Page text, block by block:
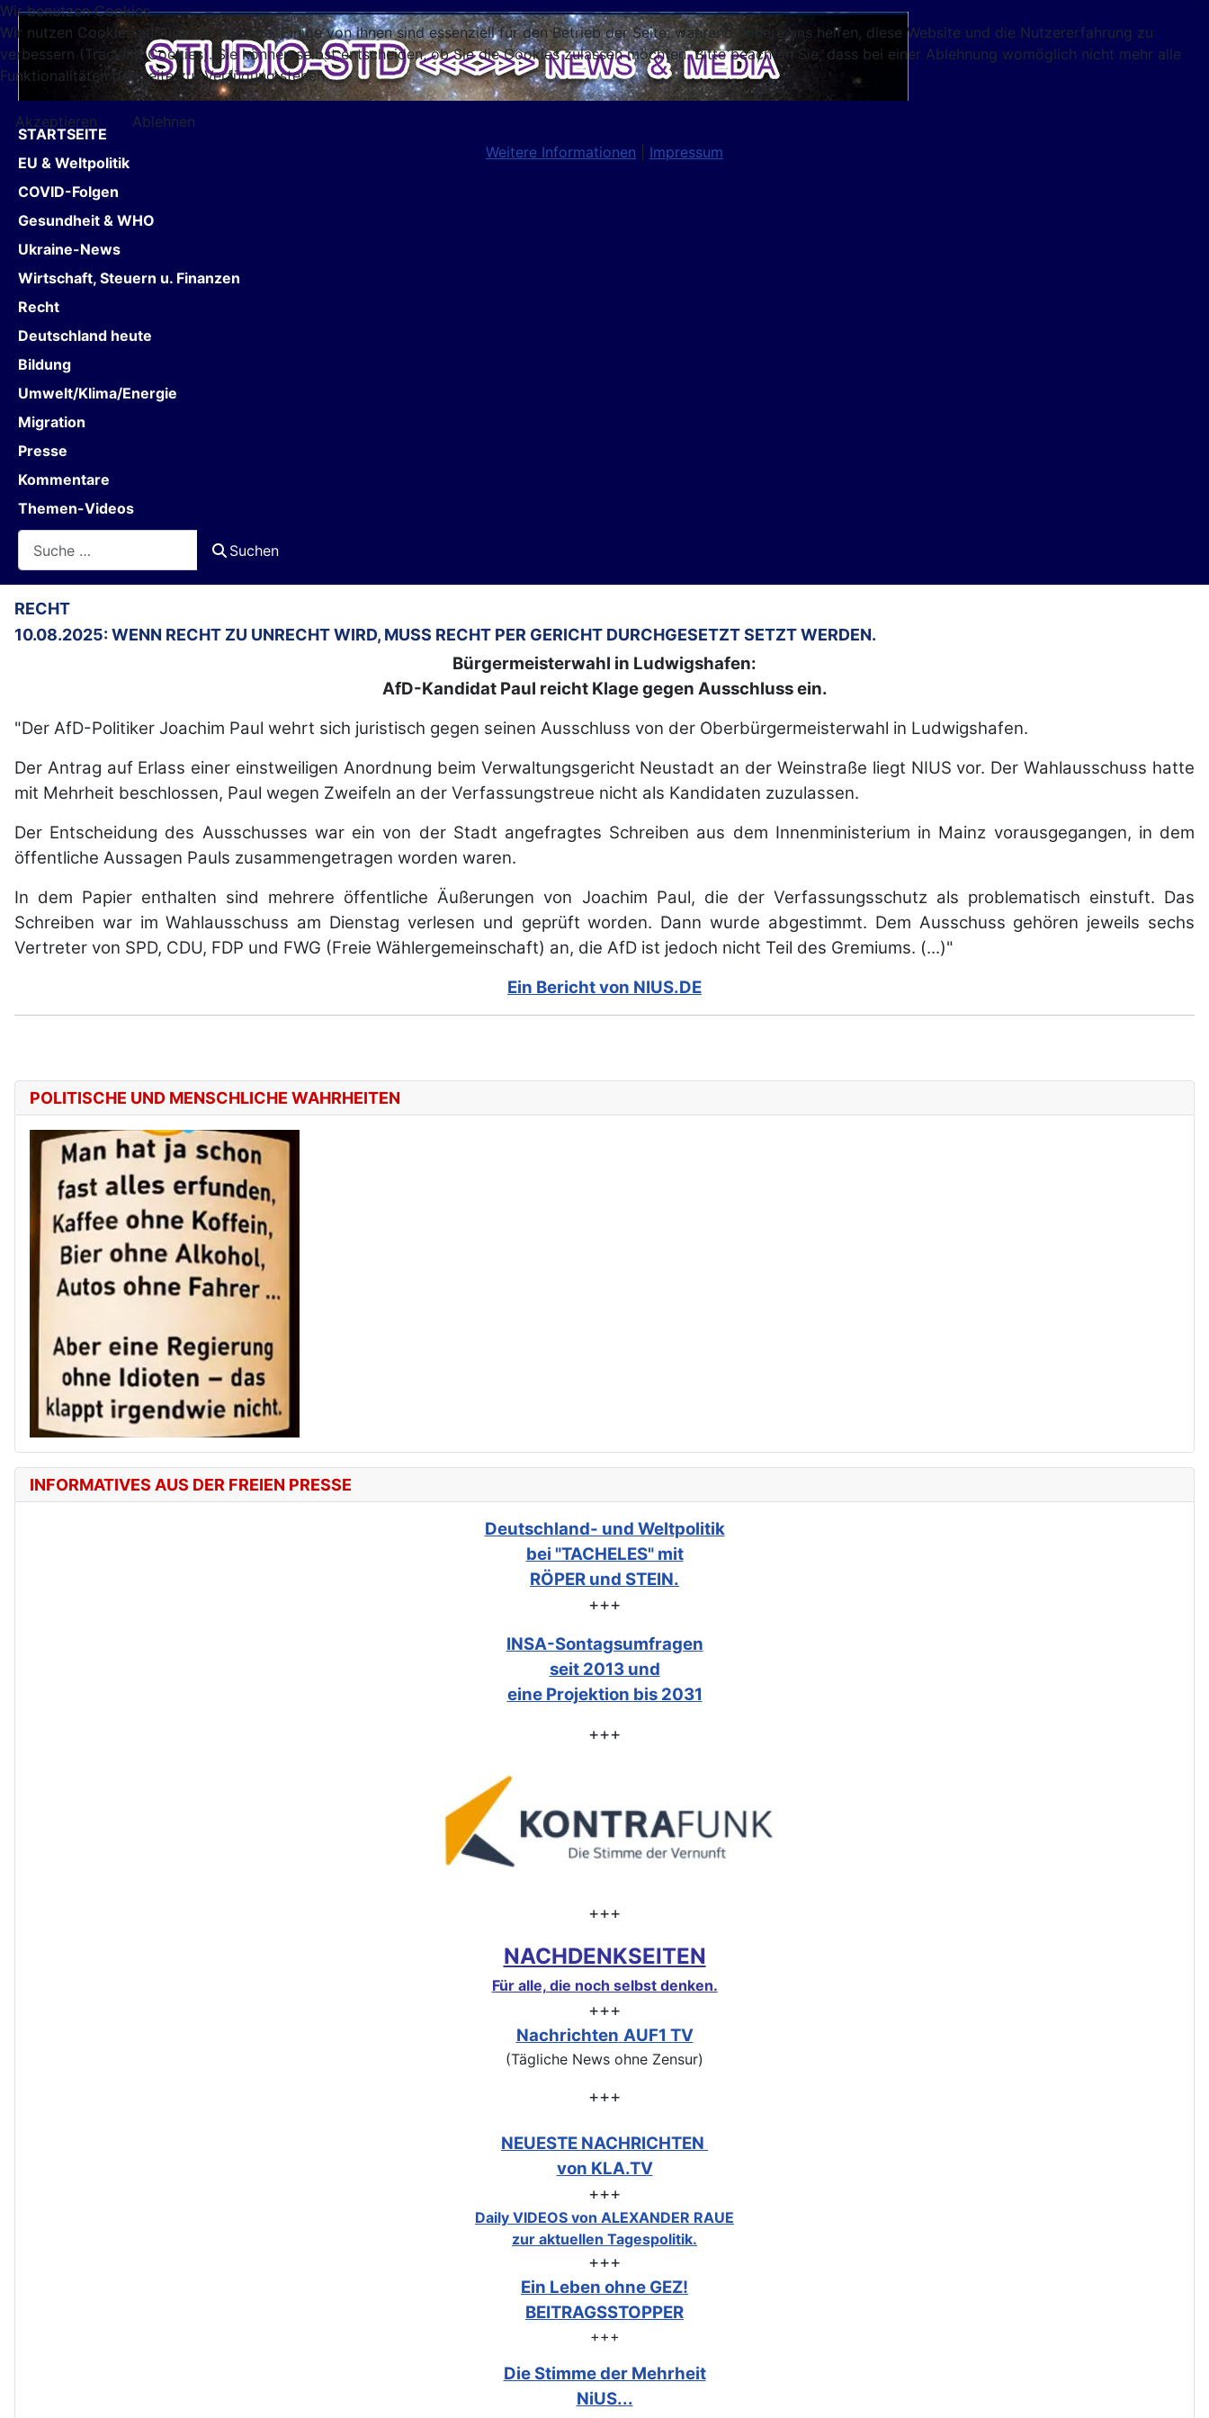
STARTSEITE
EU & Weltpolitik
COVID-Folgen
Gesundheit & WHO
Ukraine-News
Wirtschaft, Steuern u. Finanzen
Recht
Deutschland heute
Bildung
Umwelt/Klima/Energie
Migration
Presse
Kommentare
Themen-Videos
Suchen
RECHT
10.08.2025: WENN RECHT ZU UNRECHT WIRD, MUSS RECHT PER GERICHT DURCHGESETZT SETZT WERDEN.
Bürgermeisterwahl in Ludwigshafen:
AfD-Kandidat Paul reicht Klage gegen Ausschluss ein.
"Der AfD-Politiker Joachim Paul wehrt sich juristisch gegen seinen Ausschluss von der Oberbürgermeisterwahl in Ludwigshafen.
Der Antrag auf Erlass einer einstweiligen Anordnung beim Verwaltungsgericht Neustadt an der Weinstraße liegt NIUS vor. Der Wahlausschuss hatte
mit Mehrheit beschlossen, Paul wegen Zweifeln an der Verfassungstreue nicht als Kandidaten zuzulassen.
Der Entscheidung des Ausschusses war ein von der Stadt angefragtes Schreiben aus dem Innenministerium in Mainz vorausgegangen, in dem
öffentliche Aussagen Pauls zusammengetragen worden waren.
In dem Papier enthalten sind mehrere öffentliche Äußerungen von Joachim Paul, die der Verfassungsschutz als problematisch einstuft. Das
Schreiben war im Wahlausschuss am Dienstag verlesen und geprüft worden. Dann wurde abgestimmt. Dem Ausschuss gehören jeweils sechs
Vertreter von SPD, CDU, FDP und FWG (Freie Wählergemeinschaft) an, die AfD ist jedoch nicht Teil des Gremiums. (...)"
Ein Bericht von NIUS.DE
POLITISCHE UND MENSCHLICHE WAHRHEITEN
INFORMATIVES AUS DER FREIEN PRESSE
Deutschland- und Weltpolitik
bei "TACHELES" mit
RÖPER und STEIN.
+++
INSA-Sontagsumfragen
seit 2013 und
eine Projektion bis 2031
+++
+++
NACHDENKSEITEN
Für alle, die noch selbst denken.
+++
Nachrichten AUF1 TV
(Tägliche News ohne Zensur)
+++
NEUESTE NACHRICHTEN
von KLA.TV
+++
Daily VIDEOS von ALEXANDER RAUE
zur aktuellen Tagespolitik.
+++
Ein Leben ohne GEZ!
BEITRAGSSTOPPER
+++
Die Stimme der Mehrheit
NiUS...
Wir benutzen Cookies
Wir nutzen Cookies auf unserer Website. Einige von ihnen sind essenziell für den Betrieb der Seite, während andere uns helfen, diese Website und die Nutzererfahrung zu
verbessern (Tracking Cookies). Sie können selbst entscheiden, ob Sie die Cookies zulassen möchten. Bitte beachten Sie, dass bei einer Ablehnung womöglich nicht mehr alle
Funktionalitäten der Seite zur Verfügung stehen.
Akzeptieren
Ablehnen
Weitere Informationen
Impressum